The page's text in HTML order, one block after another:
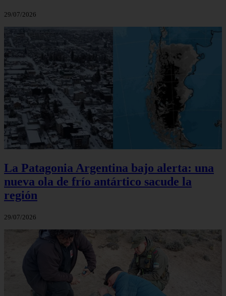
29/07/2026
La Patagonia Argentina bajo alerta: una
nueva ola de frío antártico sacude la
región
29/07/2026